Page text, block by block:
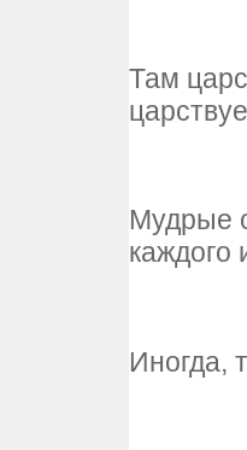
Там
Мудрые
каждого
Иногда,